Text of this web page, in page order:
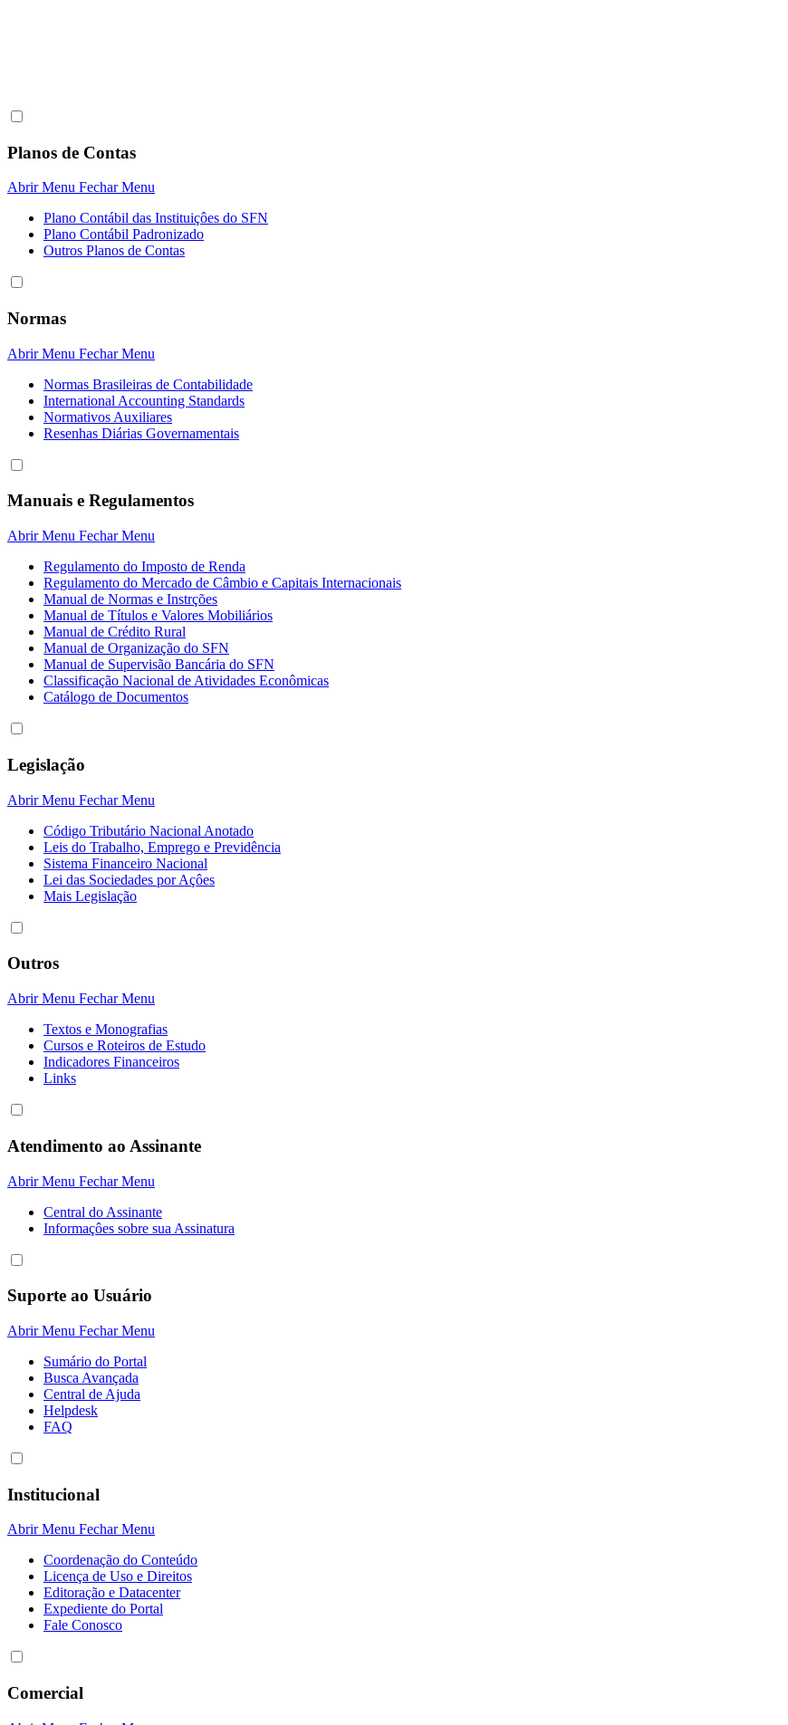
Planos de Contas
Abrir Menu Fechar Menu
Plano Contábil das Instituiçôes do SFN
Plano Contábil Padronizado
Outros Planos de Contas
Normas
Abrir Menu Fechar Menu
Normas Brasileiras de Contabilidade
International Accounting Standards
Normativos Auxiliares
Resenhas Diárias Governamentais
Manuais e Regulamentos
Abrir Menu Fechar Menu
Regulamento do Imposto de Renda
Regulamento do Mercado de Câmbio e Capitais Internacionais
Manual de Normas e Instrções
Manual de Títulos e Valores Mobiliários
Manual de Crédito Rural
Manual de Organização do SFN
Manual de Supervisão Bancária do SFN
Classificação Nacional de Atividades Econômicas
Catálogo de Documentos
Legislação
Abrir Menu Fechar Menu
Código Tributário Nacional Anotado
Leis do Trabalho, Emprego e Previdência
Sistema Financeiro Nacional
Lei das Sociedades por Açôes
Mais Legislação
Outros
Abrir Menu Fechar Menu
Textos e Monografias
Cursos e Roteiros de Estudo
Indicadores Financeiros
Links
Atendimento ao Assinante
Abrir Menu Fechar Menu
Central do Assinante
Informaçôes sobre sua Assinatura
Suporte ao Usuário
Abrir Menu Fechar Menu
Sumário do Portal
Busca Avançada
Central de Ajuda
Helpdesk
FAQ
Institucional
Abrir Menu Fechar Menu
Coordenação do Conteúdo
Licença de Uso e Direitos
Editoração e Datacenter
Expediente do Portal
Fale Conosco
Comercial